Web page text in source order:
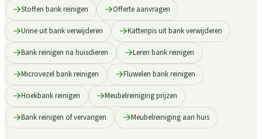
Stoffen bank reinigen Offerte aanvragen
Urine uit bank verwijderen Kattenpis uit bank verwijderen
Bank reinigen na huisdieren Leren bank reinigen
Microvezel bank reinigen Fluwelen bank reinigen
Hoekbank reinigen Meubelreiniging prijzen
Bank reinigen of vervangen Meubelreiniging aan huis